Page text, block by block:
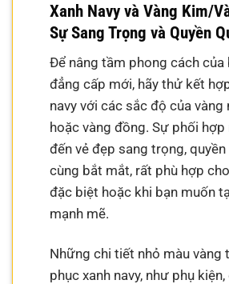
Xanh Navy và Vàng Kim/
Sự Sang Trọng và Quyền
Để nâng tầm phong cách của
đẳng cấp mới, hãy thử kết
navy với các sắc độ của vàng
hoặc vàng đồng. Sự phối hợp
đến vẻ đẹp sang trọng, quyền
cùng bắt mắt, rất phù hợp
đặc biệt hoặc khi bạn muốn
mạnh mẽ.
Những chi tiết nhỏ màu vàng
phục xanh navy, như phụ